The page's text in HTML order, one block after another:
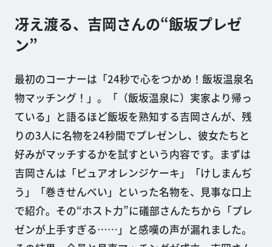
冴え渡る、吉岡さんの“飯坂プレゼ
ン”
最初のコーナーは「24秒で心をつかめ！飯坂温泉名
物マッチング！」。「（飯坂温泉に）実家より帰っ
ている」と語るほど飯坂を熟知する吉岡さんが、残
りの3人に名物を24秒間でプレゼンし、彼女たちと
好みがマッチするかを試すという内容です。まずは
吉岡さんは「ピュアオレンジケーキ」「けしまんぢ
う」「巻きせんべい」といった名物を、見事な口上
で紹介。その“ホスト力”に礒部さんたちから「プレ
ゼンが上手すぎる……」と感嘆の声が漏れました。